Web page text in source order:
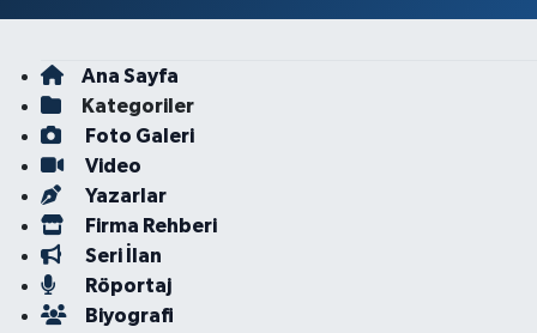
Ana Sayfa
Kategoriler
Foto Galeri
Video
Yazarlar
Firma Rehberi
Seri İlan
Röportaj
Biyografi